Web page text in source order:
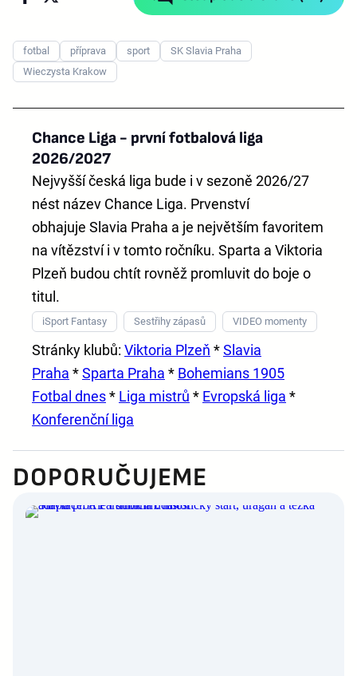
fotbal příprava sport
SK Slavia Praha
Wieczysta Krakow
Chance Liga - první fotbalová liga
2026/2027
Nejvyšší česká liga bude i v sezoně 2026/27
nést název Chance Liga. Prvenství
obhajuje Slavia Praha a je největším favoritem
na vítězství i v tomto ročníku. Sparta a Viktoria
Plzeň budou chtít rovněž promluvit do boje o
titul.
iSport Fantasy Sestřihy zápasů VIDEO momenty
Stránky klubů: Viktoria Plzeň *Slavia
Praha *Sparta Praha * Bohemians 1905
Fotbal dnes* Liga mistrů * Evropská liga *
Konferenční liga
DOPORUČUJEME